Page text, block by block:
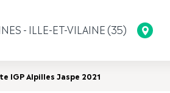
- ILLE-ET-VILAINE (35)
IGP Alpilles Jaspe 2021